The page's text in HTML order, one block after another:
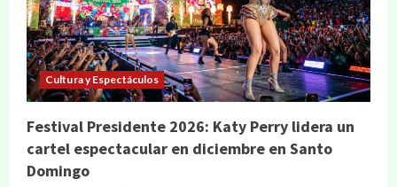
Cultura y Espectáculos
Festival Presidente 2026: Katy Perry lidera un
cartel espectacular en diciembre en Santo
Domingo